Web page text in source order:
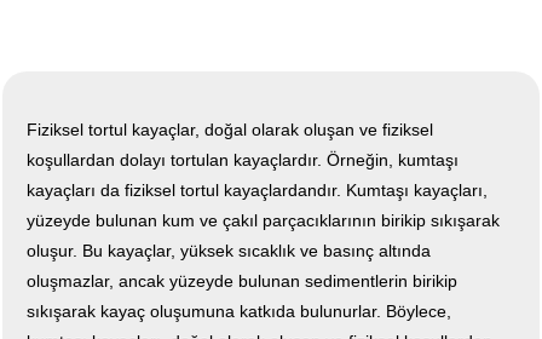
Fiziksel tortul kayaçlar, doğal olarak oluşan ve fiziksel
koşullardan dolayı tortulan kayaçlardır. Örneğin, kumtaşı
kayaçları da fiziksel tortul kayaçlardandır. Kumtaşı kayaçları,
yüzeyde bulunan kum ve çakıl parçacıklarının birikip sıkışarak
oluşur. Bu kayaçlar, yüksek sıcaklık ve basınç altında
oluşmazlar, ancak yüzeyde bulunan sedimentlerin birikip
sıkışarak kayaç oluşumuna katkıda bulunurlar. Böylece,